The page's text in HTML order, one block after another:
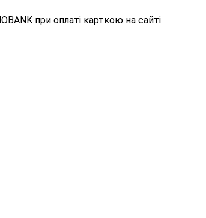
при оплаті карткою на сайті